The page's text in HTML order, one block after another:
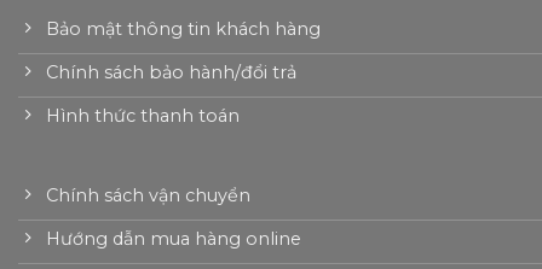
Bảo mật thông tin khách hàng
Chính sách bảo hành/đổi trả
Hình thức thanh toán
Chính sách vận chuyển
Hướng dẫn mua hàng online